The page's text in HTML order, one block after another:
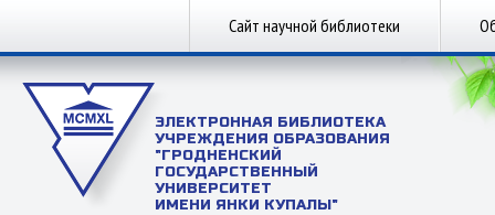
Сайт научной библиотеки
ЭЛЕКТРОННАЯ БИБЛИОТЕКА
УЧРЕЖДЕНИЯ ОБРАЗОВАНИЯ
"ГРОДНЕНСКИЙ
ГОСУДАРСТВЕННЫЙ
УНИВЕРСИТЕТ
ИМЕНИ ЯНКИ КУПАЛЫ"